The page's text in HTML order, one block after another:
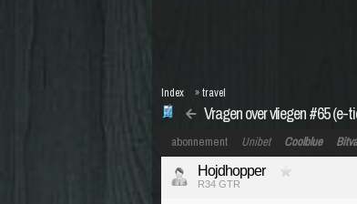
Vragen over vliegen #65
Index »travel
abonnement Unibet Coolblue
Hojdhopper
R34 GTR